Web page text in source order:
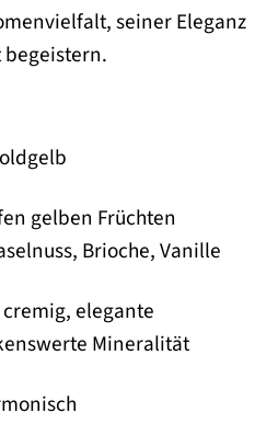
seiner Eleganz
gelben Früchten
Brioche, Vanille
elegante
Mineralität